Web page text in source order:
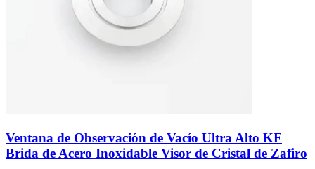
Ventana de Observación de Vacío Ultra Alto KF
Brida de Acero Inoxidable Visor de Cristal de Zafiro